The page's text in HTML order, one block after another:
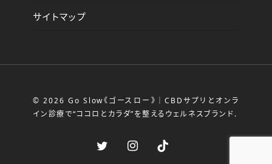
サイトマップ
© 2026 Go Slow《ゴースロー》｜CBDサプリとオンラ
イン診療で“ココロとカラダ”を整えるウェルネスブランド.
twitter instagram
tiktok